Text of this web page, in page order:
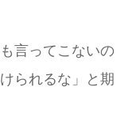
言ってこないの
られるな」と期